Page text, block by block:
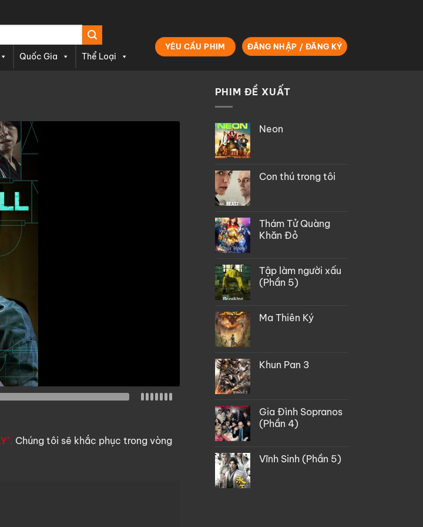
Quốc Gia Thể Loại
YÊU CẦU PHIM ĐĂNG NHẬP / ĐĂNG KÝ
Chúng tôi sẽ khắc phục trong vòng
PHIM ĐỀ XUẤT
Neon
Con thú trong tôi
Thám Tử Quàng
Khăn Đỏ
Tập làm người xấu
(Phần 5)
Ma Thiên Ký
Khun Pan 3
Gia Đình Sopranos
(Phần 4)
Vĩnh Sinh (Phần 5)